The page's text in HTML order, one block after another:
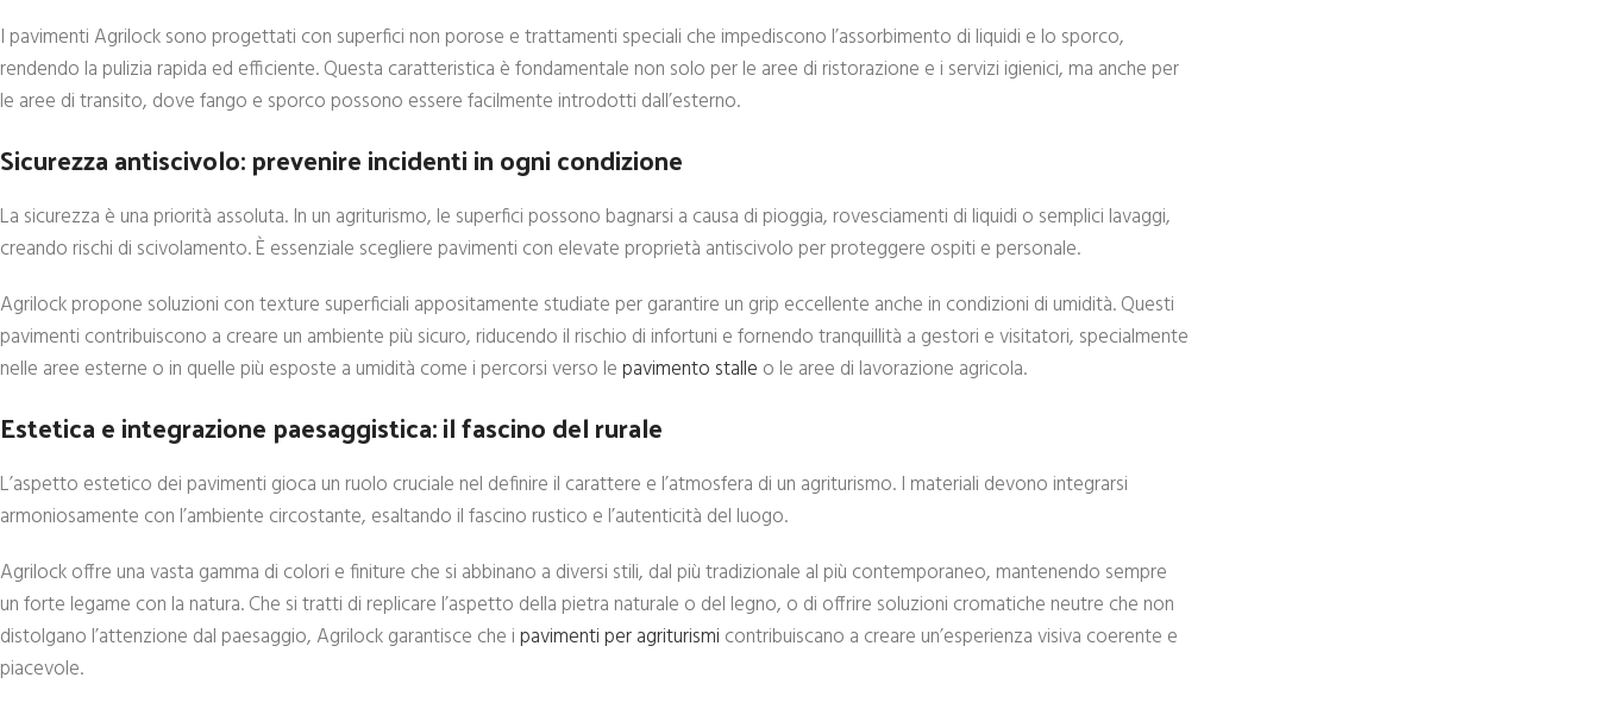
I pavimenti Agrilock sono progettati con superfici non porose e trattamenti speciali che impediscono l’assorbimento di liquidi e lo sporco,
rendendo la pulizia rapida ed efficiente. Questa caratteristica è fondamentale non solo per le aree di ristorazione e i servizi igienici, ma anche per
le aree di transito, dove fango e sporco possono essere facilmente introdotti dall’esterno.
Sicurezza antiscivolo: prevenire incidenti in ogni condizione
La sicurezza è una priorità assoluta. In un agriturismo, le superfici possono bagnarsi a causa di pioggia, rovesciamenti di liquidi o semplici lavaggi,
creando rischi di scivolamento. È essenziale scegliere pavimenti con elevate proprietà antiscivolo per proteggere ospiti e personale.
Agrilock propone soluzioni con texture superficiali appositamente studiate per garantire un grip eccellente anche in condizioni di umidità. Questi
pavimenti contribuiscono a creare un ambiente più sicuro, riducendo il rischio di infortuni e fornendo tranquillità a gestori e visitatori, specialmente
nelle aree esterne o in quelle più esposte a umidità come i percorsi verso lepavimento stalle o le aree di lavorazione agricola.
Estetica e integrazione paesaggistica: il fascino del rurale
L’aspetto estetico dei pavimenti gioca un ruolo cruciale nel definire il carattere e l’atmosfera di un agriturismo. I materiali devono integrarsi
armoniosamente con l’ambiente circostante, esaltando il fascino rustico e l’autenticità del luogo.
Agrilock offre una vasta gamma di colori e finiture che si abbinano a diversi stili, dal più tradizionale al più contemporaneo, mantenendo sempre
un forte legame con la natura. Che si tratti di replicare l’aspetto della pietra naturale o del legno, o di offrire soluzioni cromatiche neutre che non
distolgano l’attenzione dal paesaggio, Agrilock garantisce che ipavimenti per agriturismi contribuiscano a creare un’esperienza visiva coerente e
piacevole.